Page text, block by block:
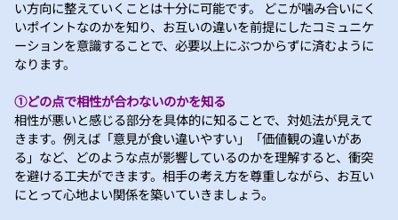
い方向に整えていくことは十分に可能です。 どこが噛み合いにく
いポイントなのかを知り、お互いの違いを前提にしたコミュニケ
ーションを意識することで、必要以上にぶつからずに済むように
なります。
①どの点で相性が合わないのかを知る
相性が悪いと感じる部分を具体的に知ることで、対処法が見えて
きます。例えば「意見が食い違いやすい」「価値観の違いがあ
る」など、どのような点が影響しているのかを理解すると、衝突
を避ける工夫ができます。相手の考え方を尊重しながら、お互い
にとって心地よい関係を築いていきましょう。